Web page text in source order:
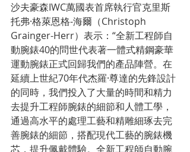
沙夫豪森IWC萬國表首席執行官克里斯
托弗·格萊恩格-海爾（Christoph
Grainger-Herr）表示：“全新工程師自
動腕錶40的問世代表著一體式精鋼豪華
運動腕錶正式回歸我們的產品陣營。在
延續上世紀70年代杰羅·尊達的先鋒設計
的同時，我們投入了大量的時間和精力
去提升工程師腕錶的細節和人體工學，
通過高水平的處理工藝和精雕細琢去完
善腕錶的細節，搭配現代工藝的腕錶機
芯，提升佩戴體驗。全新工程師自動腕